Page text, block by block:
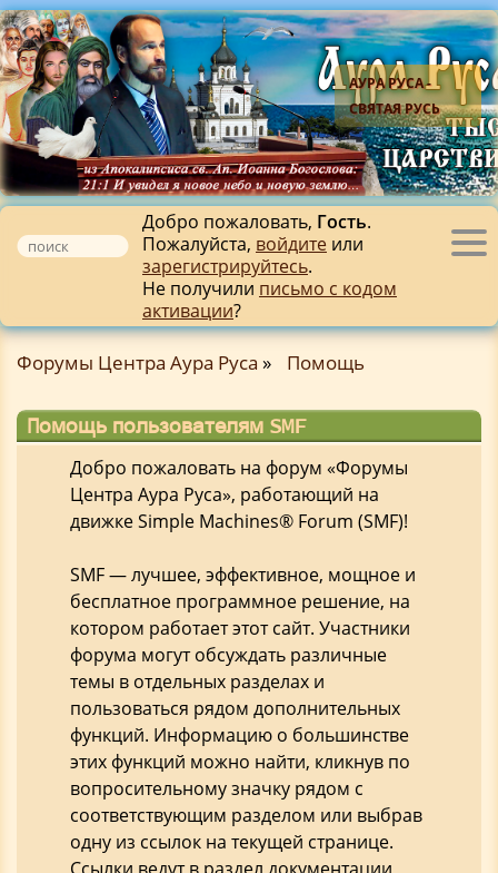
АУРА РУСА -
СВЯТАЯ РУСЬ
Добро пожаловать, Гость.
Пожалуйста, войдите или
зарегистрируйтесь.
Не получили письмо с кодом
активации?
Форумы Центра Аура Руса » Помощь
Помощь пользователям SMF
Добро пожаловать на форум «Форумы
Центра Аура Руса», работающий на
движке Simple Machines® Forum (SMF)!
SMF — лучшее, эффективное, мощное и
бесплатное программное решение, на
котором работает этот сайт. Участники
форума могут обсуждать различные
темы в отдельных разделах и
пользоваться рядом дополнительных
функций. Информацию о большинстве
этих функций можно найти, кликнув по
вопросительному значку рядом с
соответствующим разделом или выбрав
одну из ссылок на текущей странице.